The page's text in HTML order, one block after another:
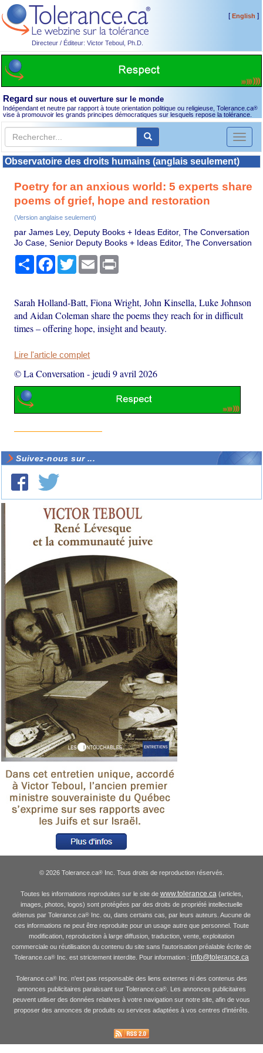
Directeur / Éditeur: Victor Teboul, Ph.D.
[English ]
Regard sur nous et ouverture sur le monde
Indépendant et neutre par rapport à toute orientation politique ou religieuse, Tolerance.ca®
vise à promouvoir les grands principes démocratiques sur lesquels repose la tolérance.
Toggle
Observatoire des droits humains (anglais seulement)
Poetry for an anxious world: 5 experts share
poems of grief, hope and restoration
(Version anglaise seulement)
par James Ley, Deputy Books + Ideas Editor, The Conversation
Jo Case, Senior Deputy Books + Ideas Editor, The Conversation
PartagerFacebook
TwitterEmail
Sarah Holland-Batt, Fiona Wright, John Kinsella, Luke Johnson
and Aidan Coleman share the poems they reach for in difficult
times – offering hope, insight and beauty.
Lire l'article complet
© La Conversation -jeudi 9 avril 2026
Suivez-nous sur ...
© 2026 Tolerance.ca®Inc. Tous droits de reproduction réservés.
Toutes les informations reproduites sur le site de www.tolerance.ca(articles,
images, photos, logos) sont protégées par des droits de propriété intellectuelle
détenus par Tolerance.ca® Inc. ou, dans certains cas, par leurs auteurs. Aucune de
ces informations ne peut être reproduite pour un usage autre que personnel. Toute
modification, reproduction à large diffusion, traduction, vente, exploitation
commerciale ou réutilisation du contenu du site sans l'autorisation préalable écrite de
Tolerance.ca® Inc. est strictement interdite. Pour information : info@tolerance.ca
Tolerance.ca® Inc. n'est pas responsable des liens externes ni des contenus des
annonces publicitaires paraissant sur Tolerance.ca®. Les annonces publicitaires
peuvent utiliser des données relatives à votre navigation sur notre site, afin de vous
proposer des annonces de produits ou services adaptées à vos centres d'intérêts.